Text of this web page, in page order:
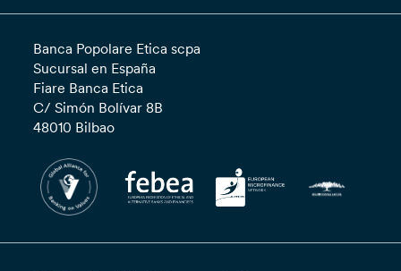
Banca Popolare Etica scpa
Sucursal en España
Fiare Banca Etica
C/ Simón Bolívar 8B
48010 Bilbao